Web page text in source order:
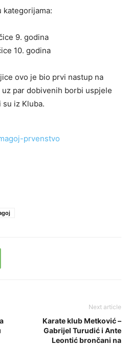
kategorijama:
9. godina
10. godina
ovo je bio prvi nastup na
par dobivenih borbi uspjele
su iz Kluba.
Next article
Karate klub Metković –
Gabrijel Turudić i Ante
Leontić brončani na